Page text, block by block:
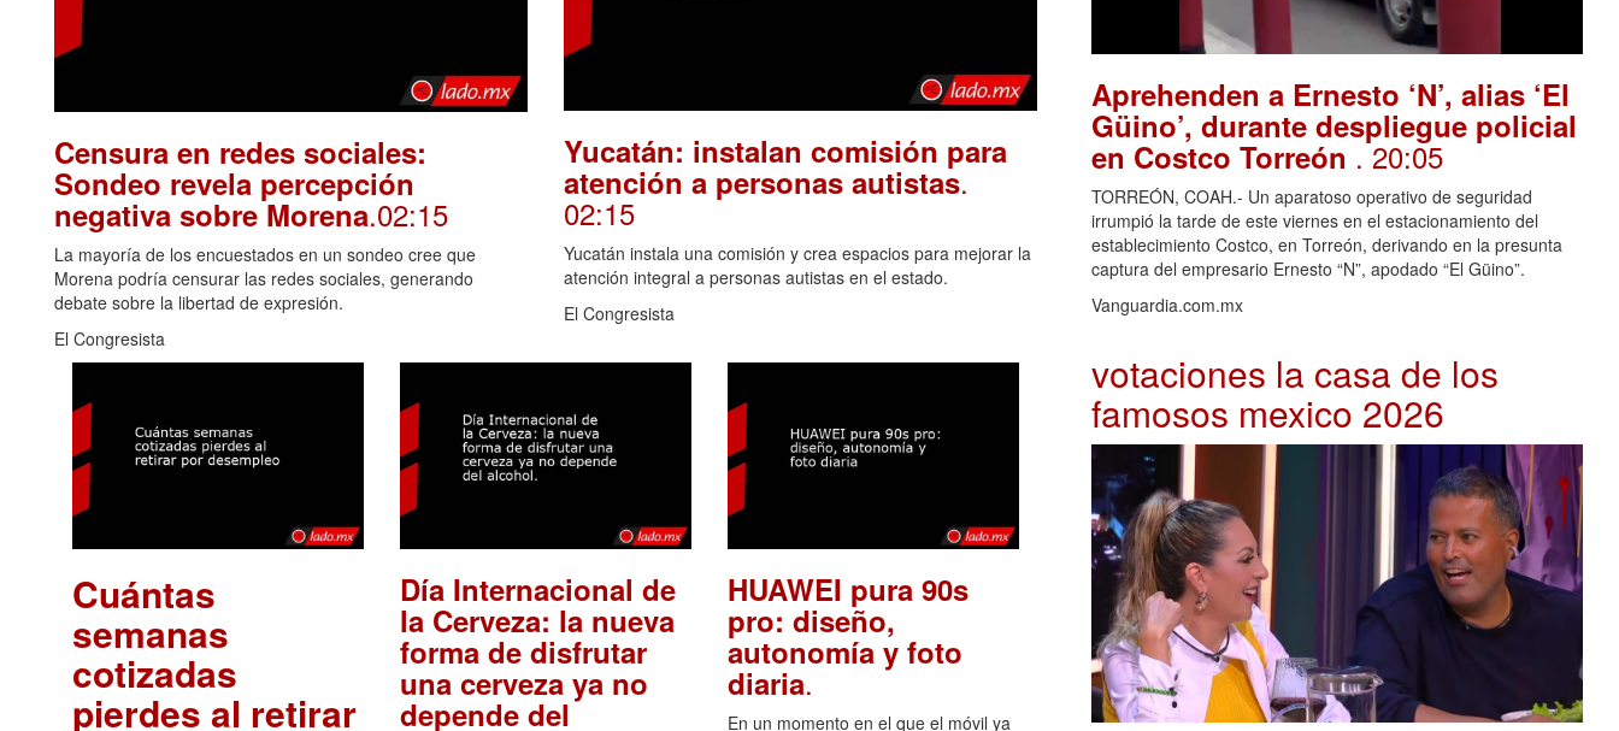
Censura en redes sociales:
Sondeo revela percepción
negativa sobre Morena.02:15
La mayoría de los encuestados en un sondeo cree que
Morena podría censurar las redes sociales, generando
debate sobre la libertad de expresión.
El Congresista
Yucatán: instalan comisión para
atención a personas autistas.
02:15
Yucatán instala una comisión y crea espacios para mejorar la
atención integral a personas autistas en el estado.
El Congresista
Cuántas
semanas
cotizadas
pierdes al retirar
Día Internacional de
la Cerveza: la nueva
forma de disfrutar
una cerveza ya no
depende del
HUAWEI pura 90s
pro: diseño,
autonomía y foto
diaria.
En un momento en el que el móvil ya
Aprehenden a Ernesto ‘N’, alias ‘El
Güino’, durante despliegue policial
en Costco Torreón . 20:05
TORREÓN, COAH.- Un aparatoso operativo de seguridad
irrumpió la tarde de este viernes en el estacionamiento del
establecimiento Costco, en Torreón, derivando en la presunta
captura del empresario Ernesto “N”, apodado “El Güino”.
Vanguardia.com.mx
votaciones la casa de los
famosos mexico 2026